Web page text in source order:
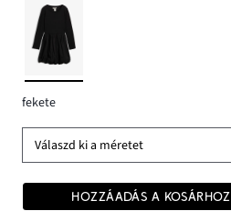
fekete
Válaszd ki a méretet
HOZZÁADÁS A KOSÁRHOZ